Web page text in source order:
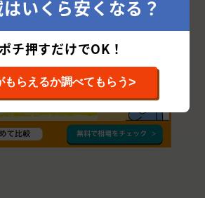
いくら安くなる？
チ押すだけでOK！
もらえるか調べてもらう>